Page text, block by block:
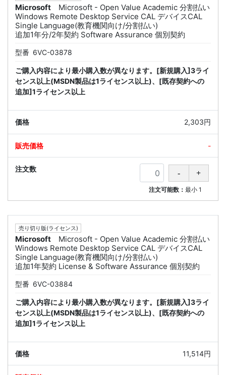
Microsoft
Microsoft - Open Value Academic 分割払い
Windows Remote Desktop Service CAL デバイスCAL
Single Language(教育機関向け/分割払い)
追加1年分/2年契約 Software Assurance 個別契約
型番 6VC-03878
ご購入内容により最小購入数が異なります。[新規購入]3ライ
センス以上(MSDN製品は1ライセンス以上)、[既存契約への
追加]1ライセンス以上
2,303円
-
注文可能数：最小 1
売り切り版(ライセンス)
Microsoft
Microsoft - Open Value Academic 分割払い
Windows Remote Desktop Service CAL デバイスCAL
Single Language(教育機関向け/分割払い)
追加1年契約 License & Software Assurance 個別契約
型番 6VC-03884
ご購入内容により最小購入数が異なります。[新規購入]3ライ
センス以上(MSDN製品は1ライセンス以上)、[既存契約への
追加]1ライセンス以上
11,514円